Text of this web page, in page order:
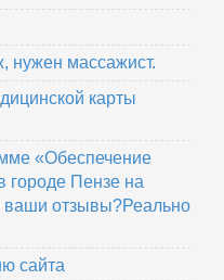
нужен массажист.
карты
«Обеспечение
Пензе на
отзывы?Реально
сайта